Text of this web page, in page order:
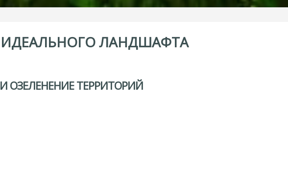
ИДЕАЛЬНОГОЛАНДШАФТА
И ОЗЕЛЕНЕНИЕ ТЕРРИТОРИЙ